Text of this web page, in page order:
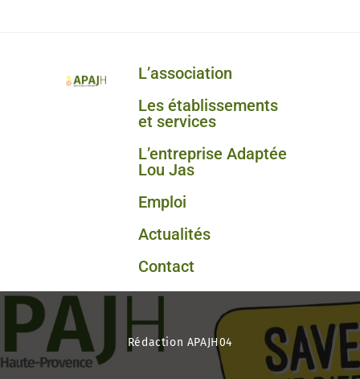
L’association
Les établissements
et services
L’entreprise Adaptée
Lou Jas
Emploi
Actualités
Contact
Rédaction APAJH04